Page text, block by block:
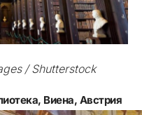
/ Shutterstock
Виена, Австрия